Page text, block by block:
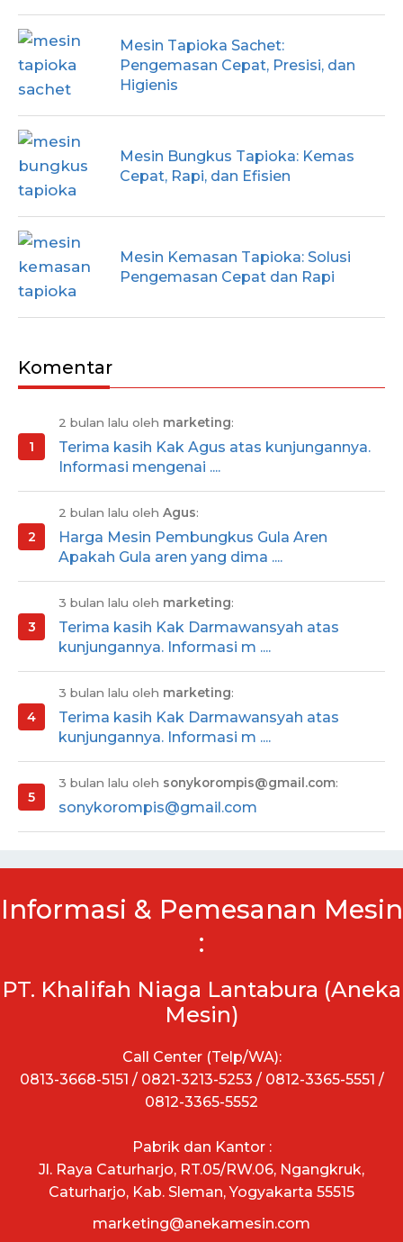
Mesin Tapioka Sachet:
Pengemasan Cepat, Presisi, dan
Higienis
Mesin Bungkus Tapioka: Kemas
Cepat, Rapi, dan Efisien
Mesin Kemasan Tapioka: Solusi
Pengemasan Cepat dan Rapi
Komentar
2 bulan lalu oleh marketing:
Terima kasih Kak Agus atas kunjungannya.
Informasi mengenai ....
2 bulan lalu oleh Agus:
Harga Mesin Pembungkus Gula Aren
Apakah Gula aren yang dima ....
3 bulan lalu oleh marketing:
Terima kasih Kak Darmawansyah atas
kunjungannya. Informasi m ....
3 bulan lalu oleh marketing:
Terima kasih Kak Darmawansyah atas
kunjungannya. Informasi m ....
3 bulan lalu oleh sonykorompis@gmail.com:
sonykorompis@gmail.com
Informasi & Pemesanan Mesin
:
PT. Khalifah Niaga Lantabura (Aneka
Mesin)
Call Center (Telp/WA):
0813-3668-5151 / 0821-3213-5253 / 0812-3365-5551 /
0812-3365-5552
Pabrik dan Kantor :
Jl. Raya Caturharjo, RT.05/RW.06, Ngangkruk,
Caturharjo, Kab. Sleman, Yogyakarta 55515
marketing@anekamesin.com